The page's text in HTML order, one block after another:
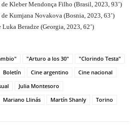
Kleber Mendonça Filho (Brasil, 2023, 93’)
Kumjana Novakova (Bosnia, 2023, 63’)
Beradze (Georgia, 2023, 62’)
"Arturo a los 30"
"Clorindo Testa"
Boletín Cine argentino
Cine nacional
Julia Montesoro
Mariano Llinás Martín Shanly Torino